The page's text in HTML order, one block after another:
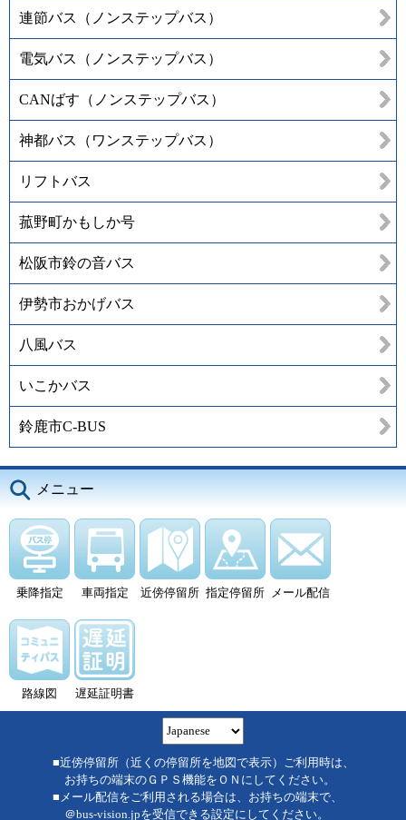
連節バス（ノンステップバス）
電気バス（ノンステップバス）
CANばす（ノンステップバス）
神都バス（ワンステップバス）
リフトバス
菰野町かもしか号
松阪市鈴の音バス
伊勢市おかげバス
八風バス
いこかバス
鈴鹿市C-BUS
メニュー
乗降指定 車両指定 近傍停留所 指定停留所 メール配信
路線図 遅延証明書
■近傍停留所（近くの停留所を地図で表示）ご利用時は、
お持ちの端末のＧＰＳ機能をＯＮにしてください。
■メール配信をご利用される場合は、お持ちの端末で、
＠bus-vision.jpを受信できる設定にしてください。